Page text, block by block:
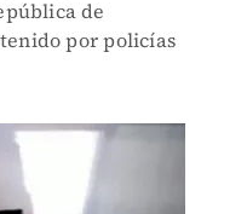
de
por policías